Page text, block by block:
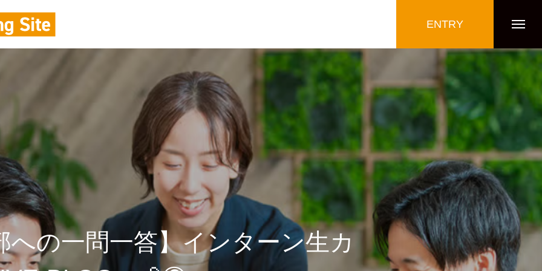
ENTRY
への一問一答】インターン生カ